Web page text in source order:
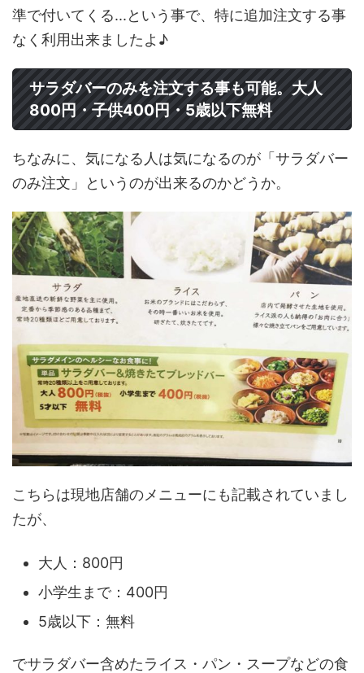
準で付いてくる...という事で、特に追加注文する事
なく利用出来ましたよ♪
サラダバーのみを注文する事も可能。大人
800円・子供400円・5歳以下無料
ちなみに、気になる人は気になるのが「サラダバー
のみ注文」というのが出来るのかどうか。
こちらは現地店舗のメニューにも記載されていまし
たが、
大人：800円
小学生まで：400円
5歳以下：無料
でサラダバー含めたライス・パン・スープなどの食